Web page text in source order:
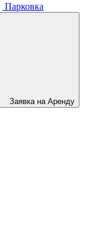
Парковка
Заявка на Аренду